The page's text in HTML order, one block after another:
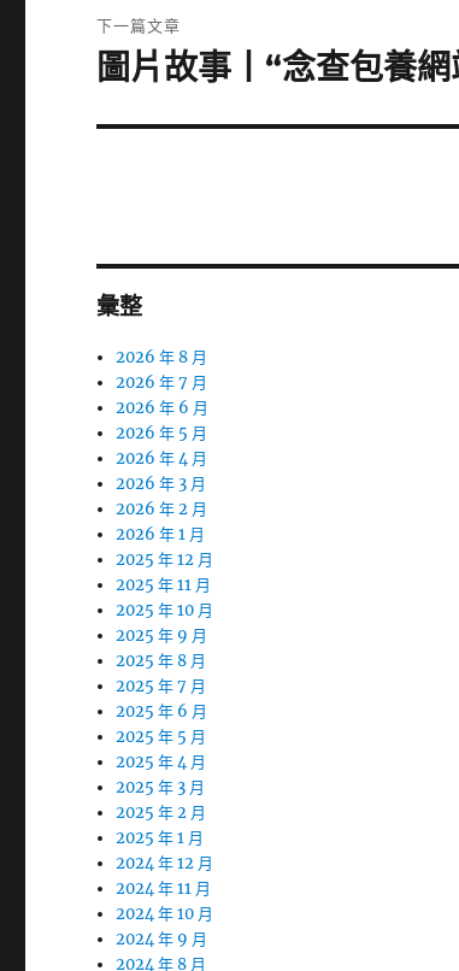
下一篇文章
下
篇
圖片故事丨“念查包養
彙整
2026 年 8 月
2026 年 7 月
2026 年 6 月
2026 年 5 月
2026 年 4 月
2026 年 3 月
2026 年 2 月
2026 年 1 月
2025 年 12 月
2025 年 11 月
2025 年 10 月
2025 年 9 月
2025 年 8 月
2025 年 7 月
2025 年 6 月
2025 年 5 月
2025 年 4 月
2025 年 3 月
2025 年 2 月
2025 年 1 月
2024 年 12 月
2024 年 11 月
2024 年 10 月
2024 年 9 月
2024 年 8 月